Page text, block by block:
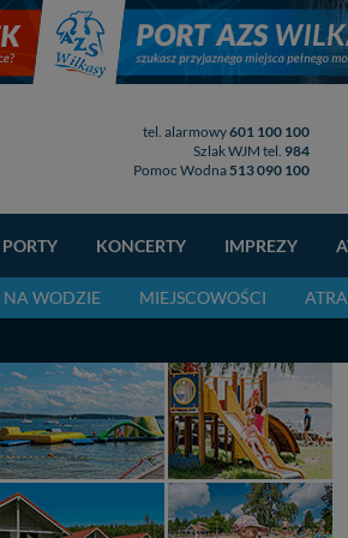
tel. alarmowy601 100 100
Szlak WJM tel. 984
Pomoc Wodna 513 090 100
PORTY KONCERTY IMPREZY
NA WODZIE MIEJSCOWOŚCI